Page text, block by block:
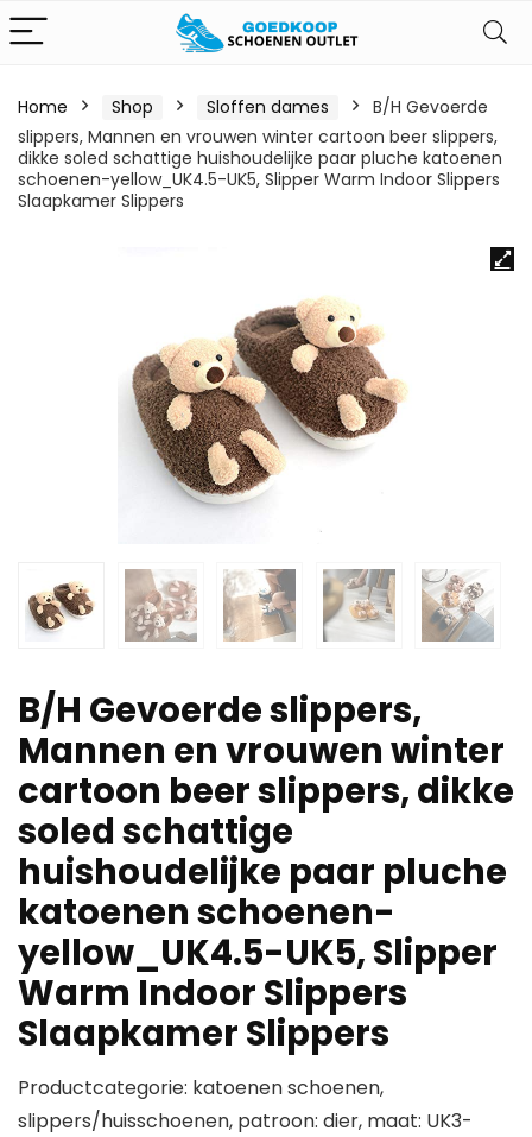
Home Shop Sloffen dames
B/H Gevoerde
slippers, Mannen en vrouwen winter cartoon beer slippers,
dikke soled schattige huishoudelijke paar pluche katoenen
schoenen-yellow_UK4.5-UK5, Slipper Warm Indoor Slippers
Slaapkamer Slippers
B/H Gevoerde slippers,
Mannen en vrouwen winter
cartoon beer slippers, dikke
soled schattige
huishoudelijke paar pluche
katoenen schoenen-
yellow_UK4.5-UK5, Slipper
Warm Indoor Slippers
Slaapkamer Slippers
Productcategorie: katoenen schoenen,
slippers/huisschoenen, patroon: dier, maat: UK3-